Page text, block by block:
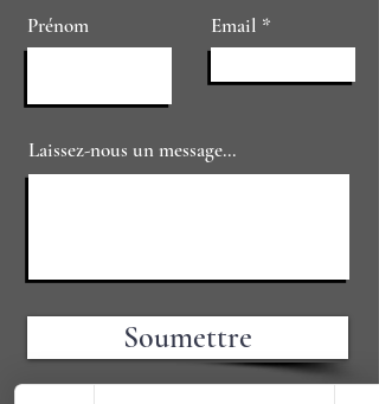
Prénom Email
Laissez-nous un message...
Soumettre